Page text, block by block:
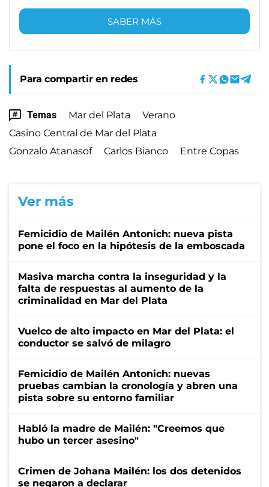
SABER MÁS
Para compartir en redes
Temas Mar del Plata
Verano
Casino Central de Mar del Plata
Gonzalo Atanasof
Carlos Bianco Entre Copas
Ver más
Femicidio de Mailén Antonich: nueva pista
pone el foco en la hipótesis de la emboscada
Masiva marcha contra la inseguridad y la
falta de respuestas al aumento de la
criminalidad en Mar del Plata
Vuelco de alto impacto en Mar del Plata: el
conductor se salvó de milagro
Femicidio de Mailén Antonich: nuevas
pruebas cambian la cronología y abren una
pista sobre su entorno familiar
Habló la madre de Mailén: "Creemos que
hubo un tercer asesino"
Crimen de Johana Mailén: los dos detenidos
se negaron a declarar